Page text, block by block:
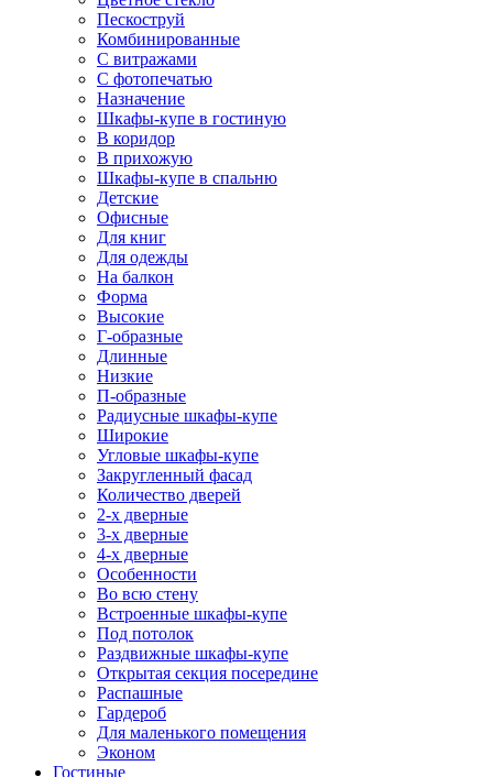
Пескоструй
Комбинированные
С витражами
С фотопечатью
Назначение
Шкафы-купе в гостиную
В коридор
В прихожую
Шкафы-купе в спальню
Детские
Офисные
Для книг
Для одежды
На балкон
Форма
Высокие
Г-образные
Длинные
Низкие
П-образные
Радиусные шкафы-купе
Широкие
Угловые шкафы-купе
Закругленный фасад
Количество дверей
2-х дверные
3-х дверные
4-х дверные
Особенности
Во всю стену
Встроенные шкафы-купе
Под потолок
Раздвижные шкафы-купе
Открытая секция посередине
Распашные
Гардероб
Для маленького помещения
Эконом
Гостиные